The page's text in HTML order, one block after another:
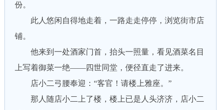
份。
此人悠闲自得地走着，一路走走停停，浏览街市店
铺。
他来到一处酒家门首，抬头一照量，看见酒菜名目
上写着御菜一绝——四世同堂，便径直走了进来。
店小二弓腰奉迎：“客官！请楼上雅座。”
那人随店小二上了楼，楼上已是人头济济，店小二